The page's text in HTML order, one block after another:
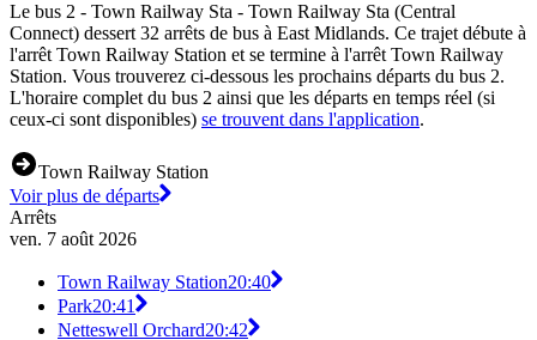
Le bus 2 - Town Railway Sta - Town Railway Sta (Central
Connect) dessert 32 arrêts de bus à East Midlands. Ce trajet débute à
l'arrêt Town Railway Station et se termine à l'arrêt Town Railway
Station. Vous trouverez ci-dessous les prochains départs du bus 2.
L'horaire complet du bus 2 ainsi que les départs en temps réel (si
ceux-ci sont disponibles) se trouvent dans l'application.
Town Railway Station
Voir plus de départs
Arrêts
ven. 7 août 2026
Town Railway Station20:40
Park20:41
Netteswell Orchard20:42